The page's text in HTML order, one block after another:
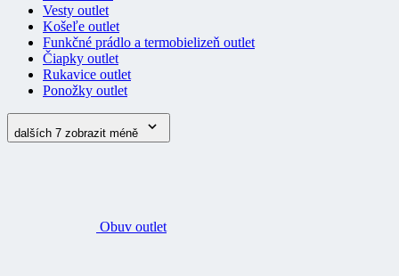
Vesty outlet
Košeľe outlet
Funkčné prádlo a termobielizeň outlet
Čiapky outlet
Rukavice outlet
Ponožky outlet
dalších 7 zobrazit méně
Obuv outlet